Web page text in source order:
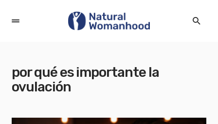
por qué es importante la
ovulación